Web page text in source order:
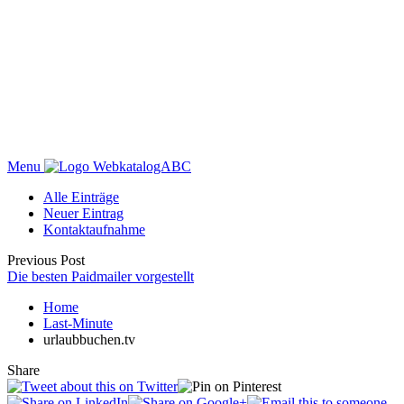
Menu
WebkatalogABC
Alle Einträge
Neuer Eintrag
Kontaktaufnahme
Previous Post
Die besten Paidmailer vorgestellt
Home
Last-Minute
urlaubbuchen.tv
Share